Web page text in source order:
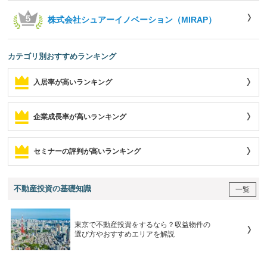
株式会社シュアーイノベーション（MIRAP）
カテゴリ別おすすめランキング
入居率が高いランキング
企業成長率が高いランキング
セミナーの評判が高いランキング
不動産投資の基礎知識 一覧
東京で不動産投資をするなら？収益物件の
選び方やおすすめエリアを解説